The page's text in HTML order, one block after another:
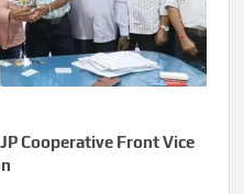
Cooperative Front Vice